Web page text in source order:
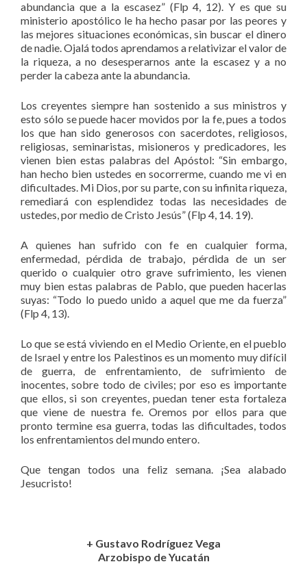
abundancia que a la escasez” (Flp 4, 12). Y es que su
ministerio apostólico le ha hecho pasar por las peores y
las mejores situaciones económicas, sin buscar el dinero
de nadie. Ojalá todos aprendamos a relativizar el valor de
la riqueza, a no desesperarnos ante la escasez y a no
perder la cabeza ante la abundancia.
Los creyentes siempre han sostenido a sus ministros y
esto sólo se puede hacer movidos por la fe, pues a todos
los que han sido generosos con sacerdotes, religiosos,
religiosas, seminaristas, misioneros y predicadores, les
vienen bien estas palabras del Apóstol: “Sin embargo,
han hecho bien ustedes en socorrerme, cuando me vi en
dificultades. Mi Dios, por su parte, con su infinita riqueza,
remediará con esplendidez todas las necesidades de
ustedes, por medio de Cristo Jesús” (Flp 4, 14. 19).
A quienes han sufrido con fe en cualquier forma,
enfermedad, pérdida de trabajo, pérdida de un ser
querido o cualquier otro grave sufrimiento, les vienen
muy bien estas palabras de Pablo, que pueden hacerlas
suyas: “Todo lo puedo unido a aquel que me da fuerza”
(Flp 4, 13).
Lo que se está viviendo en el Medio Oriente, en el pueblo
de Israel y entre los Palestinos es un momento muy difícil
de guerra, de enfrentamiento, de sufrimiento de
inocentes, sobre todo de civiles; por eso es importante
que ellos, si son creyentes, puedan tener esta fortaleza
que viene de nuestra fe. Oremos por ellos para que
pronto termine esa guerra, todas las dificultades, todos
los enfrentamientos del mundo entero.
Que tengan todos una feliz semana. ¡Sea alabado
Jesucristo!
+ Gustavo Rodríguez Vega
Arzobispo de Yucatán